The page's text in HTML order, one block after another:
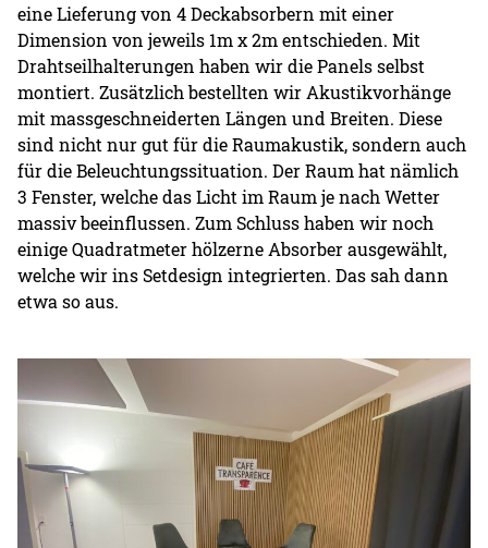
eine Lieferung von 4 Deckabsorbern mit einer
Dimension von jeweils 1m x 2m entschieden. Mit
Drahtseilhalterungen haben wir die Panels selbst
montiert. Zusätzlich bestellten wir Akustikvorhänge
mit massgeschneiderten Längen und Breiten. Diese
sind nicht nur gut für die Raumakustik, sondern auch
für die Beleuchtungssituation. Der Raum hat nämlich
3 Fenster, welche das Licht im Raum je nach Wetter
massiv beeinflussen. Zum Schluss haben wir noch
einige Quadratmeter hölzerne Absorber ausgewählt,
welche wir ins Setdesign integrierten. Das sah dann
etwa so aus.